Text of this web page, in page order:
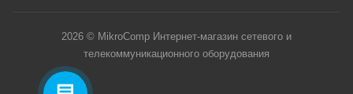
2026 © MikroComp Интернет-магазин сетевого и
телекоммуникационного оборудования